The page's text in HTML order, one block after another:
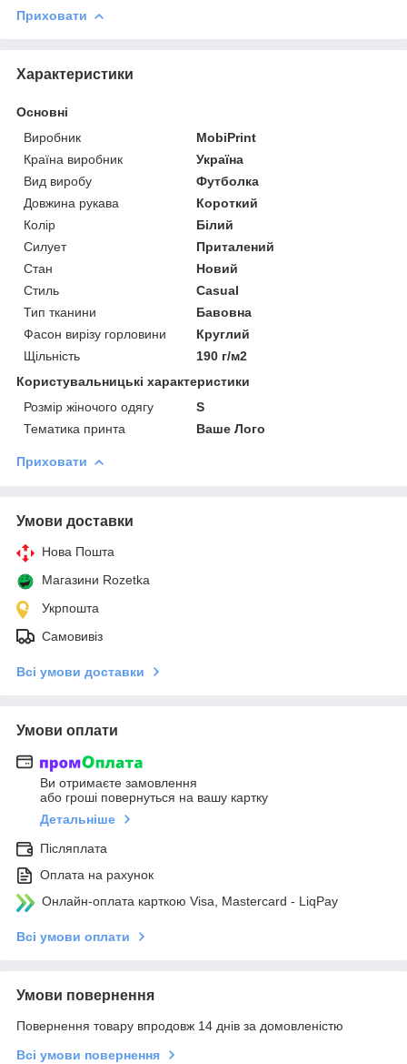
Приховати
Характеристики
Основні
Виробник
MobiPrint
Країна виробник
Україна
Вид виробу
Футболка
Довжина рукава
Короткий
Колір
Білий
Силует
Приталений
Стан
Новий
Стиль
Casual
Тип тканини
Бавовна
Фасон вирізу горловини
Круглий
Щільність
190 г/м2
Користувальницькі характеристики
Розмір жіночого одягу
S
Тематика принта
Ваше Лого
Приховати
Умови доставки
Нова Пошта
Магазини Rozetka
Укрпошта
Самовивіз
Всі умови доставки
Умови оплати
Ви отримаєте замовлення
або гроші повернуться на вашу картку
Детальніше
Післяплата
Оплата на рахунок
Онлайн-оплата карткою Visa, Mastercard - LiqPay
Всі умови оплати
Умови повернення
Повернення товару впродовж 14 днів за домовленістю
Всі умови повернення